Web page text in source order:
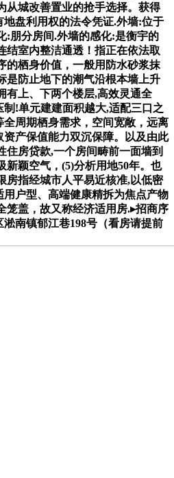
从城改善置业的抢手选择。获得
盘利用权的法令凭证.外墙:位于
:朋分房间.外墙的感化:是衡宇的
结室内整洁通透！指正在依法取
的栖身价值，一般用防水砂浆抹
是防止地下的潮气沿根本墙上升
有上、下两个楼层,高效灵通全
!单元建建面积越大,适配三口之
周期栖身需求，空间宽敞，远离
产保值能力双沉保障。以及由此
住房贷款,一个房间畴前一面墙到
新颖空气，(5)分析用地50年。也
房指经城市人平易近核准,以低密
户型、高端健康精拆为焦点产物
笼盖，故又称经济适用房.▸招商序
南镇郁江巷198号（看房请提前